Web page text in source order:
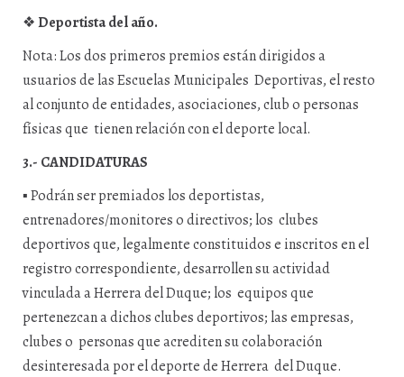
❖Deportista del año.
Nota: Los dos primeros premios están dirigidos a
usuarios de las Escuelas Municipales Deportivas, el resto
al conjunto de entidades, asociaciones, club o personas
físicas que tienen relación con el deporte local.
3.- CANDIDATURAS
▪Podrán ser premiados los deportistas,
entrenadores/monitores o directivos; los clubes
deportivos que, legalmente constituidos e inscritos en el
registro correspondiente, desarrollen su actividad
vinculada a Herrera del Duque; los equipos que
pertenezcan a dichos clubes deportivos; las empresas,
clubes o personas que acrediten su colaboración
desinteresada por el deporte de Herrera del Duque.